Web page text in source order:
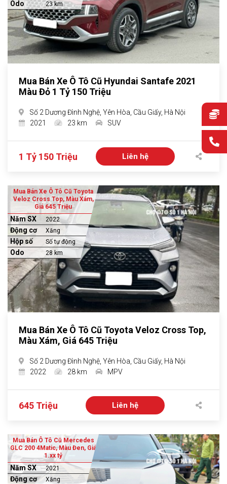
Odo 23 km
Mua Bán Xe Ô Tô Cũ Hyundai Santafe 2021
Màu Đỏ 1 Tỷ 150 Triệu
Số 2 Dương Đình Nghệ, Yên Hòa, Cầu Giấy, Hà Nội
2021
23 km SUV
1 Tỷ 150 Triệu Liên hệ
Mua Bán Xe Ô Tô Cũ Toyota
Veloz Cross Top, Màu Xám,
Giá 645 Triệu
Năm SX 2022
Động cơ Xăng
Hộp số Số tự động
Odo 28 km
Mua Bán Xe Ô Tô Cũ Toyota Veloz Cross Top,
Màu Xám, Giá 645 Triệu
Số 2 Dương Đình Nghệ, Yên Hòa, Cầu Giấy, Hà Nội
2022
28 km MPV
645 Triệu Liên hệ
Mua Bán Ô Tô Cũ Mercedes
GLC 200 4Matic, Màu Đen, Giá
1.xx tỷ
Năm SX 2021
Động cơ Xăng